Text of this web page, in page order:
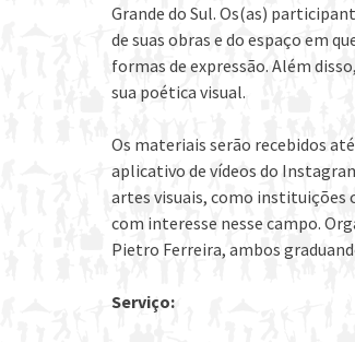
Grande do Sul. Os(as)
de suas obras e do espaço em
formas de expressão. Além
sua poética visual.
Os materiais serão recebidos
aplicativo de vídeos do
artes visuais, como instituições
com interesse nesse campo.
Pietro Ferreira, ambos
Serviço: